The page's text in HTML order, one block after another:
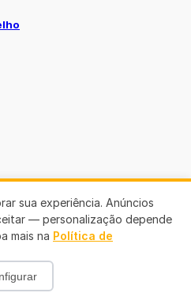
sua experiência. Anúncios
— personalização depende
mais na Política de